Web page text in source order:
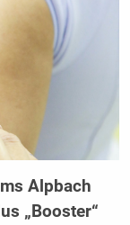
Alpbach
„Booster“